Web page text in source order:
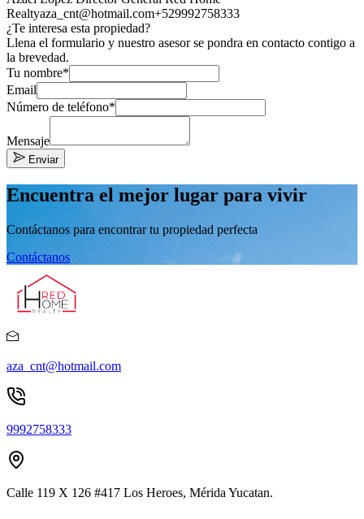
Realtyaza_cnt@hotmail.com+529992758333
¿Te interesa esta propiedad?
Llena el formulario y nuestro asesor se pondra en contacto contigo a
la brevedad.
Tu nombre*
Email
Número de teléfono*
Mensaje
Enviar
Encuentra el mejor lugar para vivir
Contáctanos para encontrar tu propiedad perfecta
Contáctanos
aza_cnt@hotmail.com
9992758333
Calle 119 X 126 #417 Los Heroes, Mérida Yucatan.